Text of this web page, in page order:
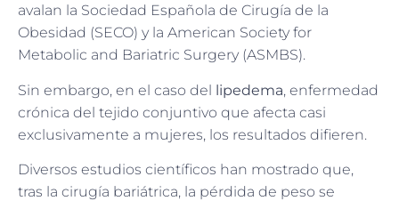
avalan la Sociedad Española de Cirugía de la
Obesidad (SECO) y la American Society for
Metabolic and Bariatric Surgery (ASMBS).
Sin embargo, en el caso del lipedema, enfermedad
crónica del tejido conjuntivo que afecta casi
exclusivamente a mujeres, los resultados difieren.
Diversos estudios científicos han mostrado que,
tras la cirugía bariátrica, la pérdida de peso se